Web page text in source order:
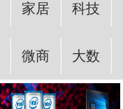
家居 科技
微商 大数